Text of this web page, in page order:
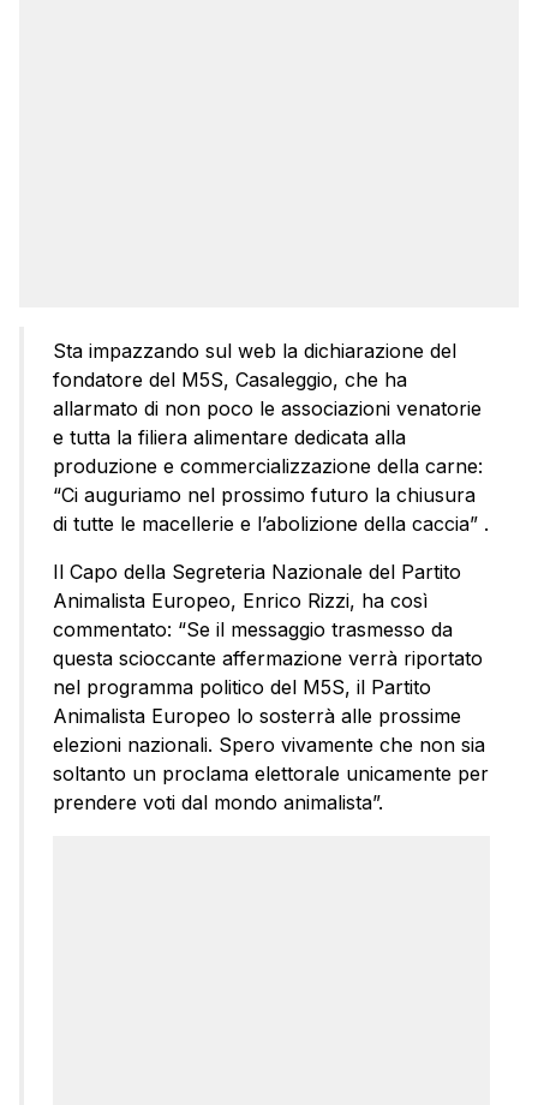
Sta impazzando sul web la dichiarazione del
fondatore del M5S, Casaleggio, che ha
allarmato di non poco le associazioni venatorie
e tutta la filiera alimentare dedicata alla
produzione e commercializzazione della carne:
“Ci auguriamo nel prossimo futuro la chiusura
di tutte le macellerie e l’abolizione della caccia” .
Il Capo della Segreteria Nazionale del Partito
Animalista Europeo, Enrico Rizzi, ha così
commentato: “Se il messaggio trasmesso da
questa scioccante affermazione verrà riportato
nel programma politico del M5S, il Partito
Animalista Europeo lo sosterrà alle prossime
elezioni nazionali. Spero vivamente che non sia
soltanto un proclama elettorale unicamente per
prendere voti dal mondo animalista”.